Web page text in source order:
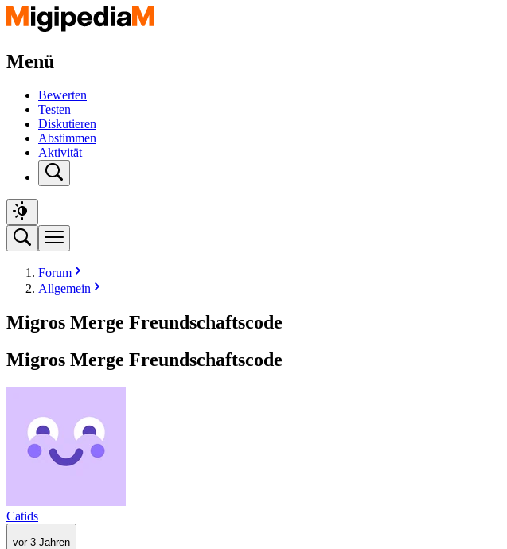
Menü
Bewerten
Testen
Diskutieren
Abstimmen
Aktivität
Forum
Allgemein
Migros Merge Freundschaftscode
Migros Merge Freundschaftscode
Catids
vor 3 Jahren